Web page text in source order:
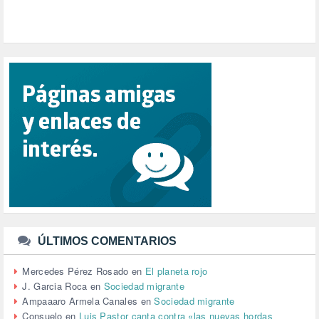
PUERTO DE VALENCIA (1)
RACISMO (1)
RELIGIÓN (114)
REPUBLICA (1)
SALUD (108)
SENSIBILIZACIÓN (576)
SINDICATOS (12)
TTIP (6)
URBANISMO (1)
URBANIZACIÓN (1)
VEJEZ (1)
VENEZUELA (3)
VENEZULA (1)
VIAJES (1)
ÚLTIMOS COMENTARIOS
Mercedes Pérez Rosado en El planeta rojo
J. Garcia Roca en Sociedad migrante
Ampaaaro Armela Canales enSociedad migrante
Consuelo en Luis Pastor canta contra «las nuevas hordas